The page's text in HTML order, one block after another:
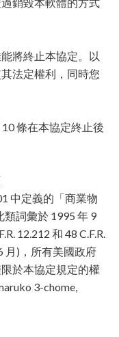
將終止本協定。以
法定權利，同時您
條在本協定終止後
中定義的「商業物
詞彙於 1995 年 9
12.212 和 48 C.F.R.
月)，所有美國政府
於本協定規定的權
3-chome,